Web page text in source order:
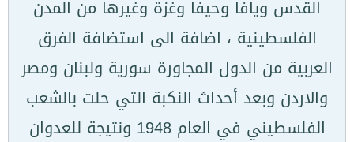
القدس ويافا وحيفا وغزة وغيرها من المدن
الفلسطينية ، اضافة الى استضافة الفرق
العربية من الدول المجاورة سورية ولبنان ومصر
والاردن وبعد أحداث النكبة التي حلت بالشعب
الفلسطيني في العام 1948 ونتيجة للعدوان